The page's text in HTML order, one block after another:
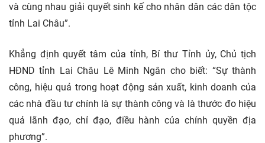
và cùng nhau giải quyết sinh kế cho nhân dân các dân tộc
tỉnh Lai Châu”.
Khẳng định quyết tâm của tỉnh, Bí thư Tỉnh ủy, Chủ tịch
HĐND tỉnh Lai Châu Lê Minh Ngân cho biết: “Sự thành
công, hiệu quả trong hoạt động sản xuất, kinh doanh của
các nhà đầu tư chính là sự thành công và là thước đo hiệu
quả lãnh đạo, chỉ đạo, điều hành của chính quyền địa
phương”.